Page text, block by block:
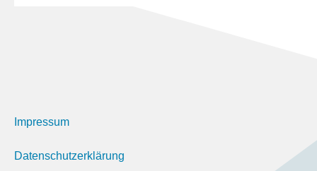
Impressum
Datenschutzerklärung